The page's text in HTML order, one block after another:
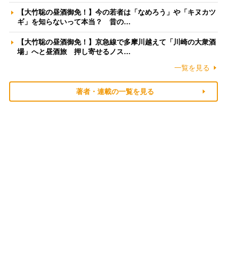
【大竹聡の昼酒御免！】今の若者は「なめろう」や「キヌカツ
ギ」を知らないって本当？ 昔の…
【大竹聡の昼酒御免！】京急線で多摩川越えて「川崎の大衆酒
場」へと昼酒旅 押し寄せるノス…
一覧を見る
著者・連載の一覧を見る